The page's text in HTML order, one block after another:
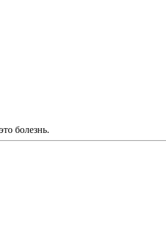
болезнь.